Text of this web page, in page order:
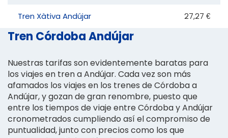
Tren Xàtiva Andújar 27,27 €
Tren Córdoba Andújar
Nuestras tarifas son evidentemente baratas para
los viajes en tren a Andújar. Cada vez son más
afamados los viajes en los trenes de Córdoba a
Andújar, y gozan de gran renombre, puesto que
entre los tiempos de viaje entre Córdoba y Andújar
cronometrados cumpliendo así el compromiso de
puntualidad, junto con precios como los que